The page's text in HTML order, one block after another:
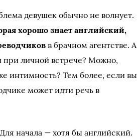
девушек обычно не волнует.
хорошо знает английский,
в брачном агентстве. А
при личной встрече? Можно,
интимность? Тем более, если вы
может идти речь в
начала — хотя бы английский.